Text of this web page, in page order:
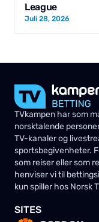
League
Juli 28, 2026
TVkampen har som
norsktalende
TV-kanaler og
sportsbegivenheter.
som reiser eller som
henviser vi til
kun spiller hos Norsk
SITES